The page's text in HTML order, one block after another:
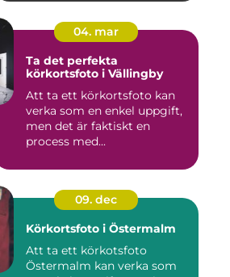
04. mar
Ta det perfekta
körkortsfoto i Vällingby
Att ta ett körkortsfoto kan
verka som en enkel uppgift,
men det är faktiskt en
process med...
09. dec
Körkortsfoto i Östermalm
Att ta ett körkotsfoto
Östermalm kan verka som